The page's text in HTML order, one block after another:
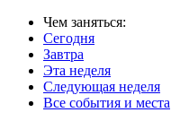
Чем заняться:
Сегодня
Завтра
Эта неделя
Следующая неделя
Все события и места